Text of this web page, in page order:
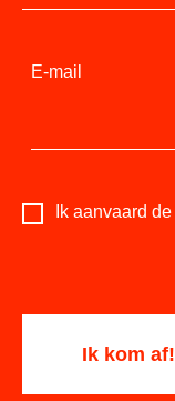
E-mail
Ik aanvaard de